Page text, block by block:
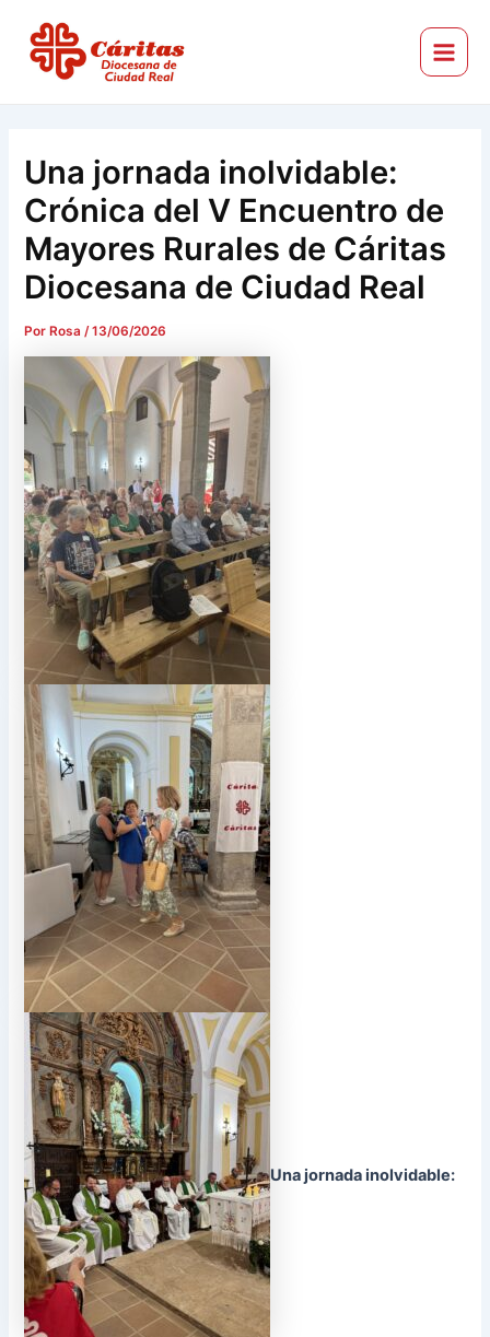
contenido
Menu
Una jornada inolvidable:
Crónica del V Encuentro de
Mayores Rurales de Cáritas
Diocesana de Ciudad Real
PorRosa /13/06/2026
Una jornada inolvidable:
entradas